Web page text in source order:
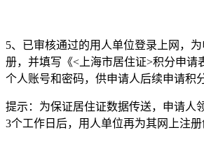
5、已审核通过的用人单位登录上网，
册，并填写《<上海市居住证>积分申请
个人账号和密码，供申请人后续申请积
提示：为保证居住证数据传送，申请人
3个工作日后，用人单位再为其网上注册